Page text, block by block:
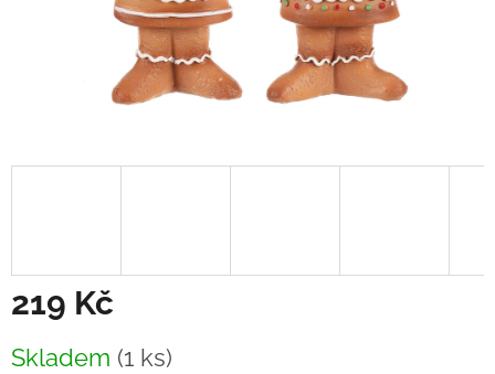
219 Kč
cena:
Skladem (1 ks)